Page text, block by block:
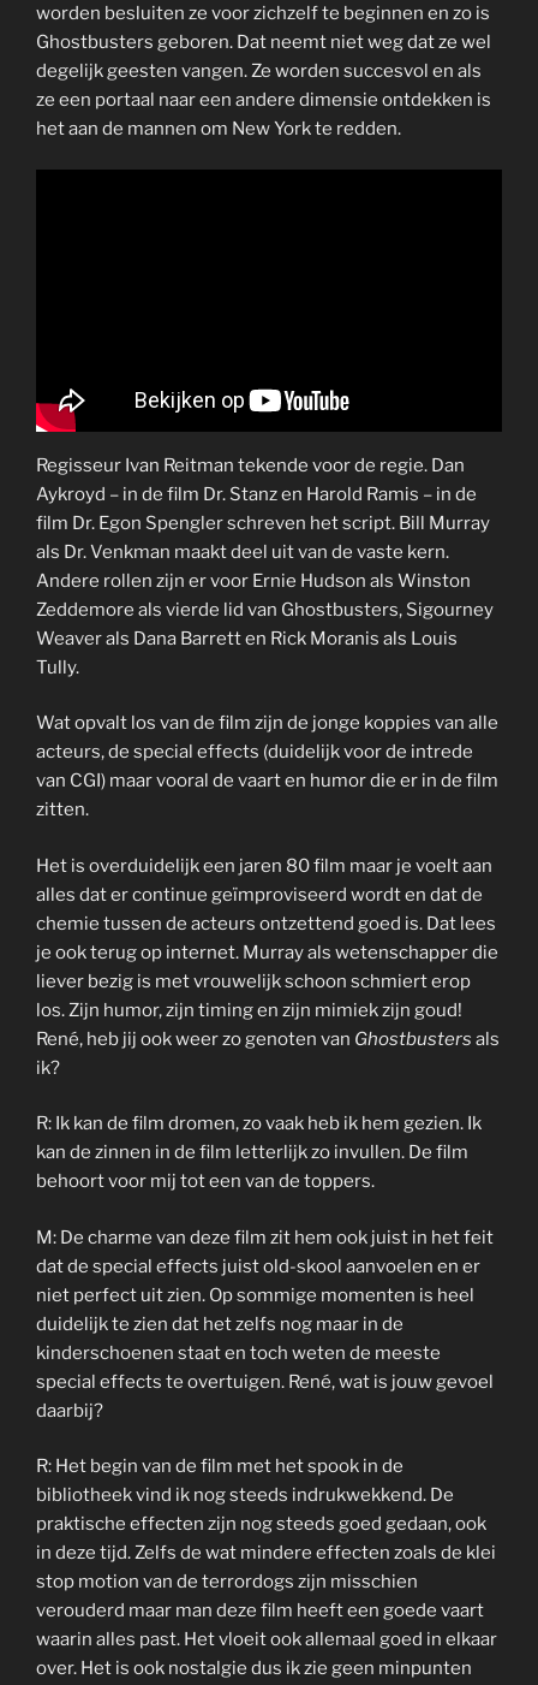
worden besluiten ze voor zichzelf te beginnen en zo is
Ghostbusters geboren. Dat neemt niet weg dat ze wel
degelijk geesten vangen. Ze worden succesvol en als
ze een portaal naar een andere dimensie ontdekken is
het aan de mannen om New York te redden.
Regisseur Ivan Reitman tekende voor de regie. Dan
Aykroyd – in de film Dr. Stanz en Harold Ramis – in de
film Dr. Egon Spengler schreven het script. Bill Murray
als Dr. Venkman maakt deel uit van de vaste kern.
Andere rollen zijn er voor Ernie Hudson als Winston
Zeddemore als vierde lid van Ghostbusters, Sigourney
Weaver als Dana Barrett en Rick Moranis als Louis
Tully.
Wat opvalt los van de film zijn de jonge koppies van alle
acteurs, de special effects (duidelijk voor de intrede
van CGI) maar vooral de vaart en humor die er in de film
zitten.
Het is overduidelijk een jaren 80 film maar je voelt aan
alles dat er continue geïmproviseerd wordt en dat de
chemie tussen de acteurs ontzettend goed is. Dat lees
je ook terug op internet. Murray als wetenschapper die
liever bezig is met vrouwelijk schoon schmiert erop
los. Zijn humor, zijn timing en zijn mimiek zijn goud!
René, heb jij ook weer zo genoten van Ghostbusters als
ik?
R: Ik kan de film dromen, zo vaak heb ik hem gezien. Ik
kan de zinnen in de film letterlijk zo invullen. De film
behoort voor mij tot een van de toppers.
M: De charme van deze film zit hem ook juist in het feit
dat de special effects juist old-skool aanvoelen en er
niet perfect uit zien. Op sommige momenten is heel
duidelijk te zien dat het zelfs nog maar in de
kinderschoenen staat en toch weten de meeste
special effects te overtuigen. René, wat is jouw gevoel
daarbij?
R: Het begin van de film met het spook in de
bibliotheek vind ik nog steeds indrukwekkend. De
praktische effecten zijn nog steeds goed gedaan, ook
in deze tijd. Zelfs de wat mindere effecten zoals de klei
stop motion van de terrordogs zijn misschien
verouderd maar man deze film heeft een goede vaart
waarin alles past. Het vloeit ook allemaal goed in elkaar
over. Het is ook nostalgie dus ik zie geen minpunten